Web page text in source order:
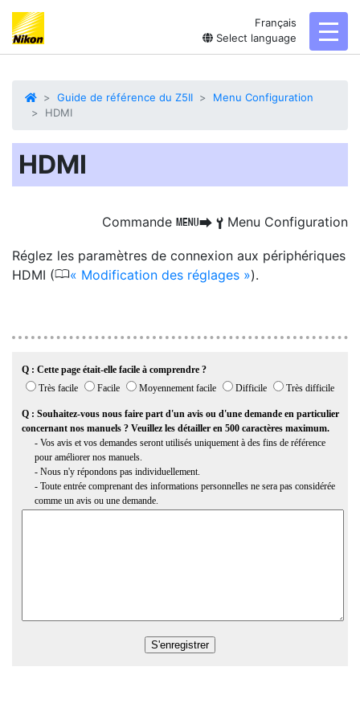
Français
Select language
Guide de référence du Z5II
Menu Configuration
HDMI
HDMI
Commande GU B Menu Configuration
Réglez les paramètres de connexion aux périphériques
HDMI (0 Modification des réglages ).